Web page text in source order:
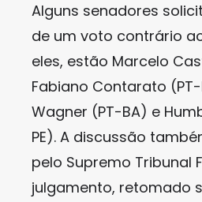
Alguns senadores
de um voto contrário
eles, estão Marcelo
Fabiano Contarato
Wagner (PT-BA) e
PE). A discussão
pelo Supremo Tribunal
julgamento, retomado